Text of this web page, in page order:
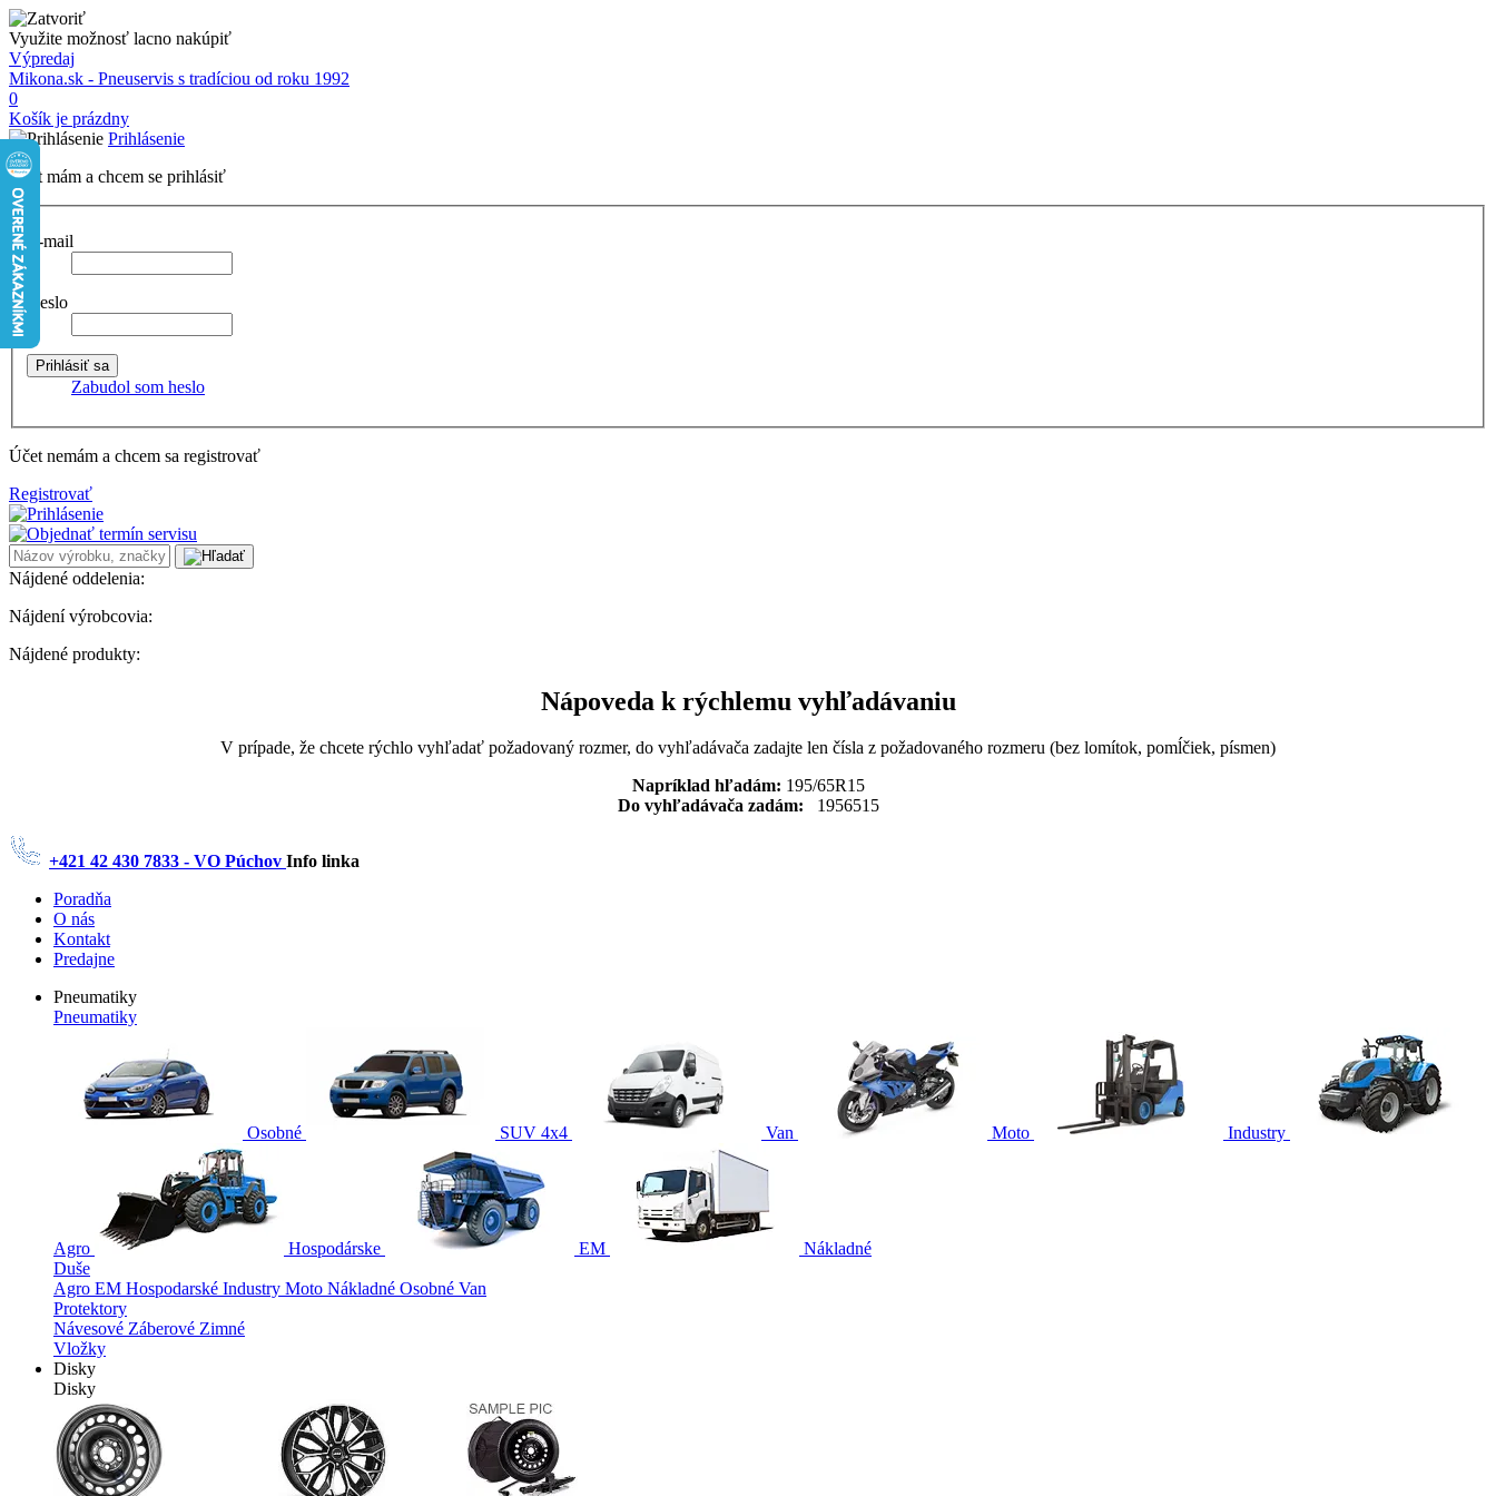
Využite možnosť lacno nakúpiť
Výpredaj
Mikona.sk - Pneuservis s tradíciou od roku 1992
0
Košík je prázdny
Prihlásenie
Účet mám a chcem se prihlásiť
E-mail
Heslo
Zabudol som heslo
Účet nemám a chcem sa registrovať
Registrovať
Nájdené oddelenia:
Nájdení výrobcovia:
Nájdené produkty:
Nápoveda k rýchlemu vyhľadávaniu
V prípade, že chcete rýchlo vyhľadať požadovaný rozmer, do vyhľadávača zadajte len čísla z požadovaného rozmeru (bez lomítok, pomĺčiek, písmen)
Napríklad hľadám: 195/65R15
Do vyhľadávača zadám: 1956515
+421 42 430 7833 - VO Púchov Info linka
Poradňa
O nás
Kontakt
Predajne
Pneumatiky
Pneumatiky
Osobné SUV 4x4 Van Moto Industry
Agro Hospodárske EM
Nákladné
Duše
Agro EM Hospodarské Industry Moto Nákladné Osobné Van
Protektory
Návesové Záberové Zimné
Vložky
Disky
Disky